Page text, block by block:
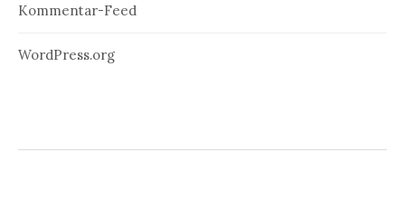
Kommentar-Feed
WordPress.org